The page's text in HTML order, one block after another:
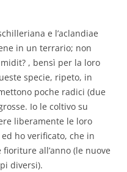
e l’aclandiae
in un terrario; non
, bensì per la loro
specie, ripeto, in
poche radici (due
Io le coltivo su
liberamente le loro
ho verificato, che in
all’anno (le nuove
diversi).